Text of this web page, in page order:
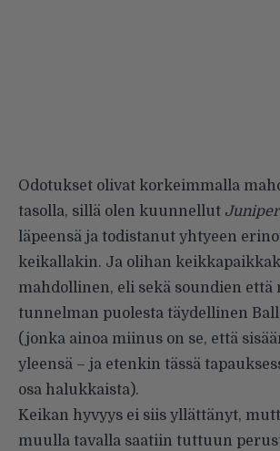
Odotukset olivat korkeimmalla
tasolla, sillä olen kuunnellut Juniper
läpeensä ja todistanut yhtyeen
keikallakin. Ja olihan
mahdollinen, eli sekä soundien että
tunnelman puolesta täydellinen
(jonka ainoa miinus on se, että
yleensä – ja etenkin tässä
osa halukkaista).
Keikan hyvyys ei siis yllättänyt,
muulla tavalla saatiin tuttuun